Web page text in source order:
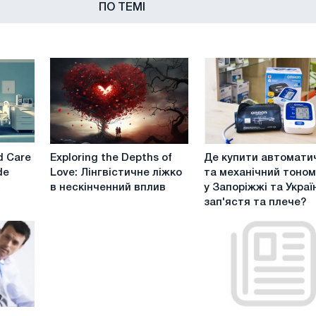
ПО ТЕМІ
Care
Exploring
the
Exploring the Depths of
Love: Лінгвістичне ліжко
в нескінченний вплив
Де
купити
автоматичний
та
тонометр
Де купити
та механічний
у Запоріжжі та
зап'ястя та плече?